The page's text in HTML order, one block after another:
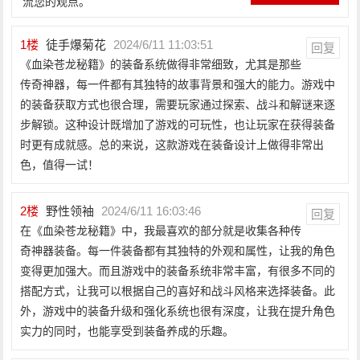
1楼 徒手爆菊花 2024/6/11 11:03:51 回复
《血染苍龙秘籍》的装备系统做得非常细致，尤其是那些
传奇神器，每一件都有其独特的故事背景和强大的能力。游戏中
的装备获取方式也很合理，需要玩家通过探索、战斗和解谜来逐
步解锁。这种设计既增加了游戏的可玩性，也让玩家在获得装备
时更有成就感。总的来说，这款游戏在装备设计上做得非常出
色，值得一试！
2楼 野性领袖 2024/6/11 16:03:46 回复
在《血染苍龙秘籍》中，我最喜欢的部分就是收集各种传
奇神器装备。每一件装备都有其独特的外观和属性，让我的角色
变得更加强大。而且游戏中的装备系统非常丰富，有很多不同的
搭配方式，让我可以根据自己的喜好和战斗风格来选择装备。此
外，游戏中的装备升级和强化系统也很有深度，让我在提升角色
实力的同时，也能享受到装备养成的乐趣。